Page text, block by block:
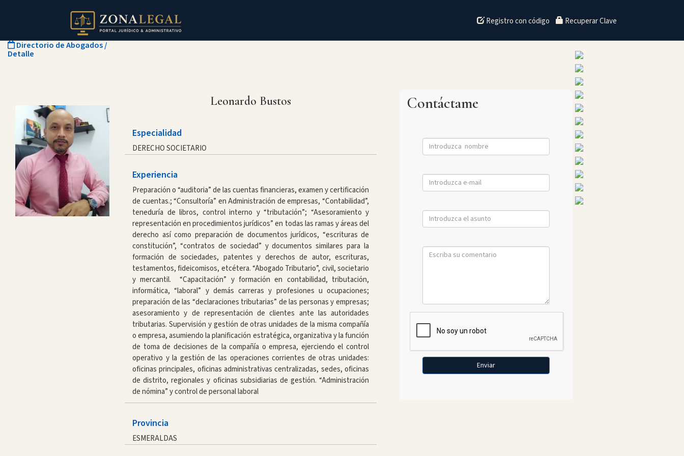
Registro con código Recuperar Clave
Directorio de Abogados/
Detalle
Leonardo Bustos
Especialidad
DERECHO SOCIETARIO
Experiencia
Preparación o “auditoria” de las cuentas financieras, examen y certificación
de cuentas.; “Consultoría” en Administración de empresas, “Contabilidad”,
teneduría de libros, control interno y “tributación”; “Asesoramiento y
representación en procedimientos jurídicos” en todas las ramas y áreas del
derecho así como preparación de documentos jurídicos, “escrituras de
constitución”, “contratos de sociedad” y documentos similares para la
formación de sociedades, patentes y derechos de autor, escrituras,
testamentos, fideicomisos, etcétera. “Abogado Tributario”, civil, societario
y mercantil. “Capacitación” y formación en contabilidad, tributación,
informática, “laboral” y demás carreras y profesiones u ocupaciones;
preparación de las “declaraciones tributarias” de las personas y empresas;
asesoramiento y de representación de clientes ante las autoridades
tributarias. Supervisión y gestión de otras unidades de la misma compañía
o empresa, asumiendo la planificación estratégica, organizativa y la función
de toma de decisiones de la compañía o empresa, ejerciendo el control
operativo y la gestión de las operaciones corrientes de otras unidades:
oficinas principales, oficinas administrativas centralizadas, sedes, oficinas
de distrito, regionales y oficinas subsidiarias de gestión. “Administración
de nómina” y control de personal laboral
Provincia
ESMERALDAS
Contáctame
Enviar